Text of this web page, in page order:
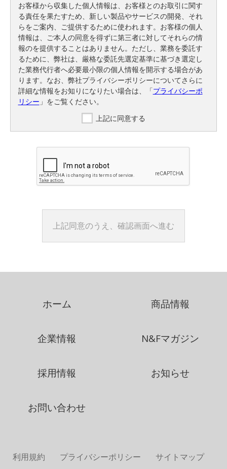
お客様から収集した個人情報は、お客様とのお取引に関す
る責任を果たすため、新しい製品やサービスの開発、それ
らをご案内、ご提供するために使われます。お客様の個人
情報は、ご本人の同意を得ずに第三者に対してそれらの情
報のを提供することはありません。ただし、業務を委託す
るために、弊社は、厳格な委託先選定基準に基づき選定し
た業務代行者へ必要最小限の個人情報を開示する場合があ
ります。なお、弊社プライバシーポリシーについてさらに
詳細な情報をお知りになりたい場合は、「プライバシーポ
リシー 」をご覧ください。
上記に同意する
ホーム 商品情報
企業情報 N&Fマガジン
採用情報 お知らせ
お問い合わせ
利用規約 プライバシーポリシー サイトマップ